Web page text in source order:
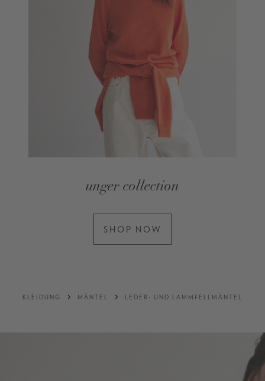
unger collection
SHOP NOW
KLEIDUNG MÄNTEL LEDER- UND LAMMFELLMÄNTEL